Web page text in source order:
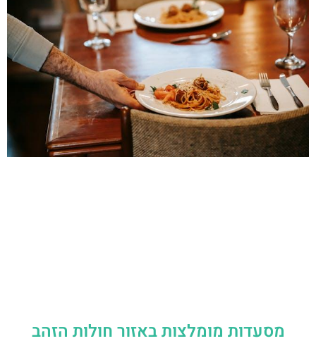
מסעדות מומלצות באזור חולות הזהב